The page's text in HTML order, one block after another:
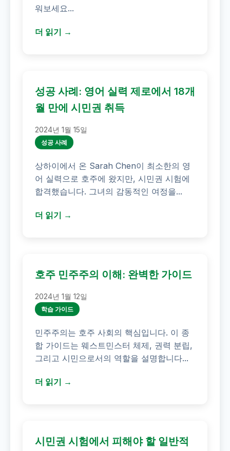
워보세요...
더 읽기 →
성공 사례: 영어 실력 제로에서 18개
월 만에 시민권 취득
2024년 1월 15일
성공 사례
상하이에서 온 Sarah Chen이 최소한의 영
어 실력으로 호주에 왔지만, 시민권 시험에
합격했습니다. 그녀의 감동적인 여정을...
더 읽기 →
호주 민주주의 이해: 완벽한 가이드
2024년 1월 12일
학습 가이드
민주주의는 호주 사회의 핵심입니다. 이 종
합 가이드는 웨스트민스터 체제, 권력 분립,
그리고 시민으로서의 역할을 설명합니다...
더 읽기 →
시민권 시험에서 피해야 할 일반적